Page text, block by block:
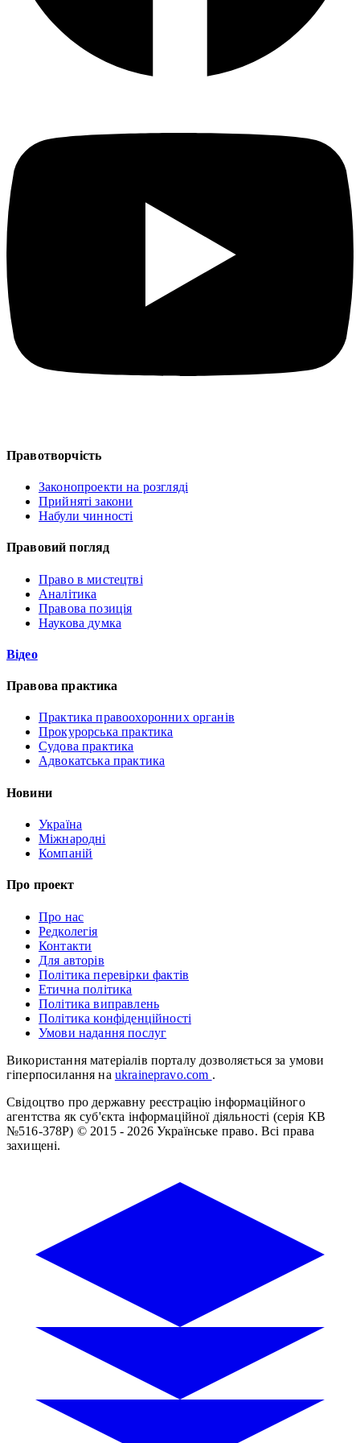
Правотворчість
Законопроекти на розгляді
Прийняті закони
Набули чинності
Правовий погляд
Право в мистецтві
Аналітика
Правова позиція
Наукова думка
Відео
Правова практика
Практика правоохоронних органів
Прокурорська практика
Судова практика
Адвокатська практика
Новини
Україна
Міжнародні
Компаній
Про проект
Про нас
Редколегія
Контакти
Для авторів
Політика перевірки фактів
Етична політика
Політика виправлень
Політика конфіденційності
Умови надання послуг
Використання матеріалів порталу дозволяється за умови
гіперпосилання на ukrainepravo.com .
Свідоцтво про державну реєстрацію інформаційного
агентства як суб'єкта інформаційної діяльності (серія КВ
№516-378Р) © 2015 - 2026 Українське право. Всі права
захищені.